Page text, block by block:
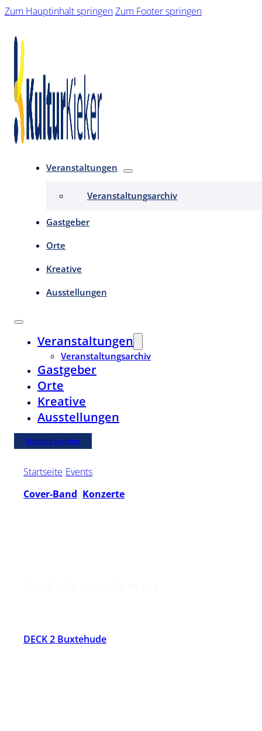
Zum Hauptinhalt springenZum Footer springen
Veranstaltungen
Veranstaltungsarchiv
Gastgeber
Orte
Kreative
Ausstellungen
Veranstaltungen
Veranstaltungsarchiv
Gastgeber
Orte
Kreative
Ausstellungen
Mitglied werden
Startseite Events
Cover-Band Konzerte
DECK 2 Buxtehude